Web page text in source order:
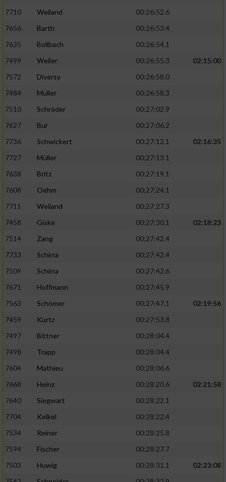
7710
Weiland
00:26:52.6
7656
Barth
00:26:53.4
7635
Bollbach
00:26:54.1
7499
Weiler 00:26:55.3
02:15:00
7572
Diversy
00:26:58.0
7484
Müller
00:26:58.3
7510
Schröder
00:27:02.9
7627
Bur
00:27:06.2
7736
Schwickert 00:27:12.1
02:16:35
7727
Müller
00:27:13.1
7638
Britz
00:27:19.1
7608
Oehm
00:27:24.1
7711
Weiland
00:27:27.3
7458
Giske 00:27:30.1
02:18:23
7514
Zang
00:27:42.4
7733
Schirra
00:27:42.4
7509
Schirra
00:27:42.6
7671
Hoffmann
00:27:45.9
7563
Schömer 00:27:47.1
02:19:56
7459
Kurtz
00:27:53.8
7497
Bittner
00:28:04.4
7498
Trapp
00:28:04.4
7604
Mathieu
00:28:06.6
7668
Heinz 00:28:20.6
02:21:58
7640
Siegwart
00:28:22.1
7704
Kelkel
00:28:22.4
7534
Reiner
00:28:25.8
7594
Fischer
00:28:27.7
7503
Huwig 00:28:31.1
02:23:08